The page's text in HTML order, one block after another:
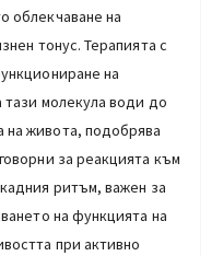
облекчаване на
тонус. Терапията с
на
молекула води до
живота, подобрява
за реакцията към
ритъм, важен за
на функцията на
при активно